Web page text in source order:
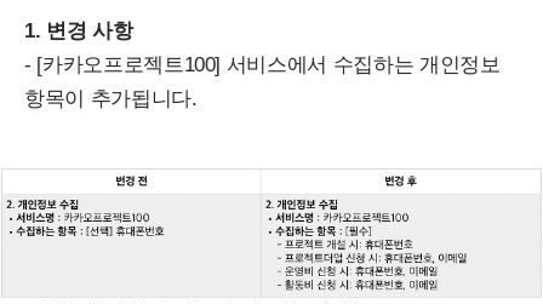
1. 변경 사항
- [카카오프로젝트100] 서비스에서 수집하는 개인정보
항목이 추가됩니다.